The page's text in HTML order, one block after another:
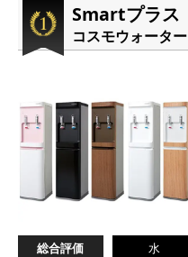
Smartプラス
コスモウォーター
総合評価 水